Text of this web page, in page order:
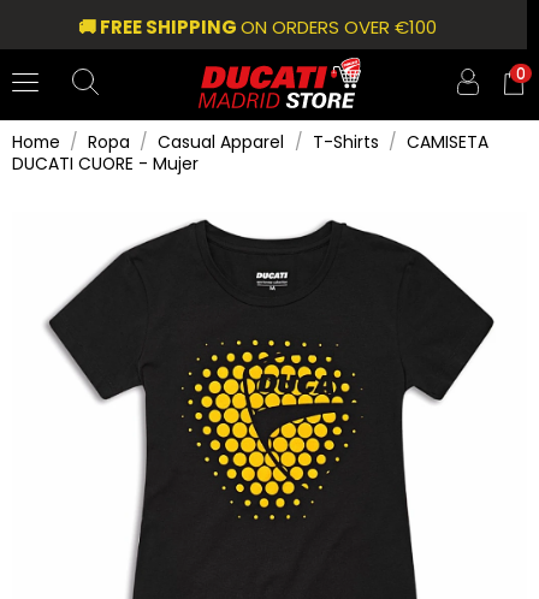
🚚 FREE SHIPPINGON ORDERS OVER €100
0
Home Ropa Casual Apparel T-Shirts
CAMISETA
DUCATI CUORE - Mujer